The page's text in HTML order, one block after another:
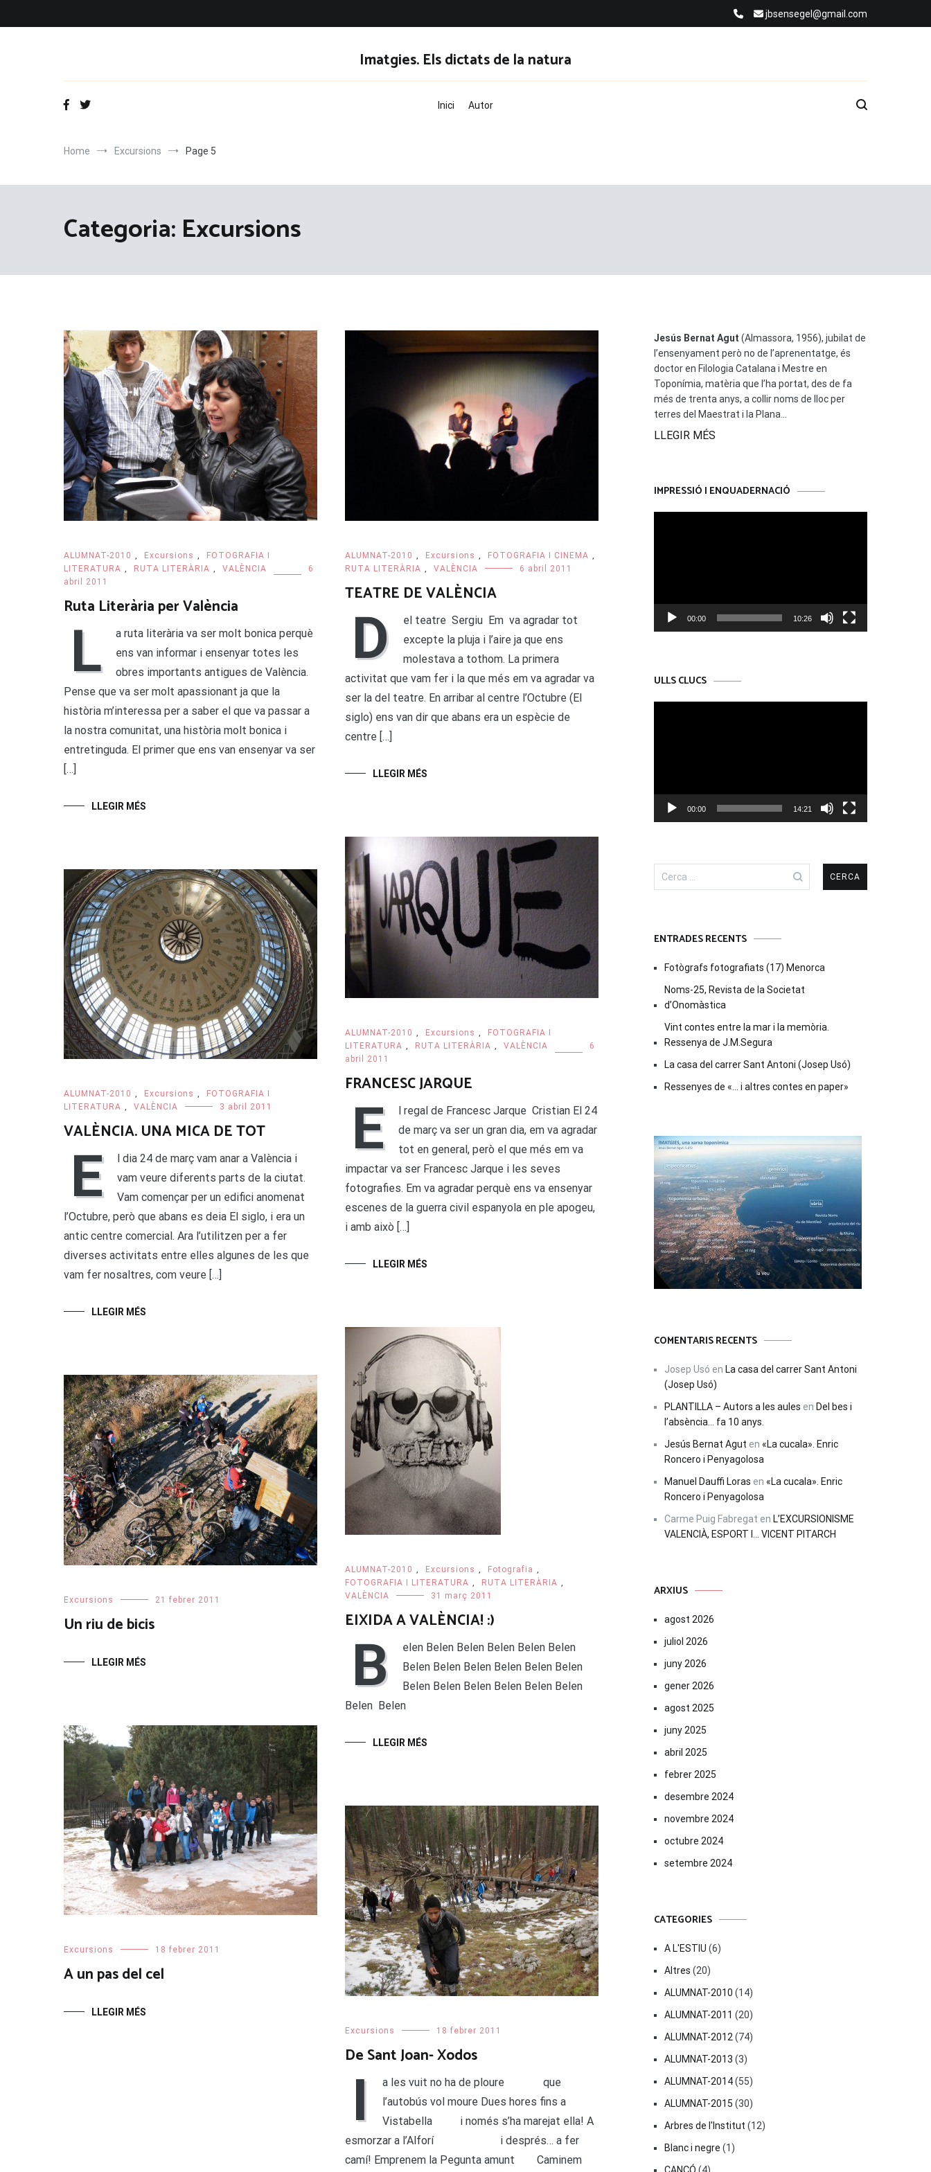
jbsensegel@gmail.com
Imatgies. Els dictats de la natura
Inici Autor
Home Excursions Page 5
Categoria: Excursions
ALUMNAT-2010 Excursions
FOTOGRAFIA I
LITERATURA
RUTA LITERÀRIA VALÈNCIA
6
abril 2011
Ruta Literària per València
L
a ruta literària va ser molt bonica perquè
ens van informar i ensenyar totes les
obres importants antigues de València.
Pense que va ser molt apassionant ja que la
història m’interessa per a saber el que va passar a
la nostra comunitat, una història molt bonica i
entretinguda. El primer que ens van ensenyar va ser
[…]
LLEGIR MÉS
ALUMNAT-2010 Excursions FOTOGRAFIA I CINEMA
RUTA LITERÀRIA
VALÈNCIA 6 abril 2011
TEATRE DE VALÈNCIA
D
el teatre Sergiu Em va agradar tot
excepte la pluja i l’aire ja que ens
molestava a tothom. La primera
activitat que vam fer i la que més em va agradar va
ser la del teatre. En arribar al centre l’Octubre (El
siglo) ens van dir que abans era un espècie de
centre […]
LLEGIR MÉS
ALUMNAT-2010 , Excursions ,
FOTOGRAFIA I
LITERATURA , RUTA LITERÀRIA , VALÈNCIA
6
abril 2011
FRANCESC JARQUE
E
l regal de Francesc Jarque Cristian El 24
de març va ser un gran dia, em va agradar
tot en general, però el que més em va
impactar va ser Francesc Jarque i les seves
fotografies. Em va agradar perquè ens va ensenyar
escenes de la guerra civil espanyola en ple apogeu,
i amb això […]
LLEGIR MÉS
ALUMNAT-2010 , Excursions ,
FOTOGRAFIA I
LITERATURA , VALÈNCIA 3 abril 2011
VALÈNCIA. UNA MICA DE TOT
E
l dia 24 de març vam anar a València i
vam veure diferents parts de la ciutat.
Vam començar per un edifici anomenat
l’Octubre, però que abans es deia El siglo, i era un
antic centre comercial. Ara l’utilitzen per a fer
diverses activitats entre elles algunes de les que
vam fer nosaltres, com veure […]
LLEGIR MÉS
ALUMNAT-2010 , Excursions , Fotografia ,
FOTOGRAFIA I LITERATURA , RUTA LITERÀRIA ,
VALÈNCIA
31 març 2011
EIXIDA A VALÈNCIA! :)
B
elen Belen Belen Belen Belen Belen
Belen Belen Belen Belen Belen Belen
Belen Belen Belen Belen Belen Belen
Belen Belen
LLEGIR MÉS
Excursions 21 febrer 2011
Un riu de bicis
LLEGIR MÉS
Excursions 18 febrer 2011
A un pas del cel
LLEGIR MÉS
Excursions 18 febrer 2011
De Sant Joan- Xodos
I
a les vuit no ha de ploure que
l’autobús vol moure Dues hores fins a
Vistabella i només s’ha marejat ella! A
esmorzar a l’Alforí i després… a fer
camí! Emprenem la Pegunta amunt Caminem
Jesús Bernat Agut (Almassora, 1956), jubilat de
l’ensenyament però no de l’aprenentatge, és
doctor en Filologia Catalana i Mestre en
Toponímia, matèria que l’ha portat, des de fa
més de trenta anys, a collir noms de lloc per
terres del Maestrat i la Plana...
LLEGIR MÉS
IMPRESSIÓ I ENQUADERNACIÓ
00:00 10:26
ULLS CLUCS
00:00 14:21
ENTRADES RECENTS
Fotògrafs fotografiats (17) Menorca
Noms-25, Revista de la Societat
d’Onomàstica
Vint contes entre la mar i la memòria.
Ressenya de J.M.Segura
La casa del carrer Sant Antoni (Josep Usó)
Ressenyes de «… i altres contes en paper»
COMENTARIS RECENTS
Josep Usó en La casa del carrer Sant Antoni
(Josep Usó)
PLANTILLA – Autors a les aules en Del bes i
l’absència… fa 10 anys.
Jesús Bernat Agut en «La cucala». Enric
Roncero i Penyagolosa
Manuel Dauffi Loras en «La cucala». Enric
Roncero i Penyagolosa
Carme Puig Fabregat en L’EXCURSIONISME
VALENCIÀ, ESPORT I… VICENT PITARCH
ARXIUS
agost 2026
juliol 2026
juny 2026
gener 2026
agost 2025
juny 2025
abril 2025
febrer 2025
desembre 2024
novembre 2024
octubre 2024
setembre 2024
CATEGORIES
A L'ESTIU (6)
Altres (20)
ALUMNAT-2010 (14)
ALUMNAT-2011 (20)
ALUMNAT-2012 (74)
ALUMNAT-2013 (3)
ALUMNAT-2014(55)
ALUMNAT-2015 (30)
Arbres de l'Institut (12)
Blanc i negre (1)
CANÇÓ (4)